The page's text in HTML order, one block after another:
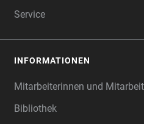
Service
INFORMATIONEN
Mitarbeiterinnen und
Bibliothek